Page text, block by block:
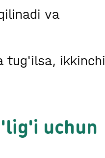
va
tug'ilsa, ikkinchi
uchun